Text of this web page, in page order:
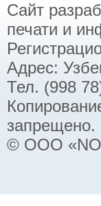
Сайт
печати и
Адрес:
Тел. (998
запрещено.
© ООО